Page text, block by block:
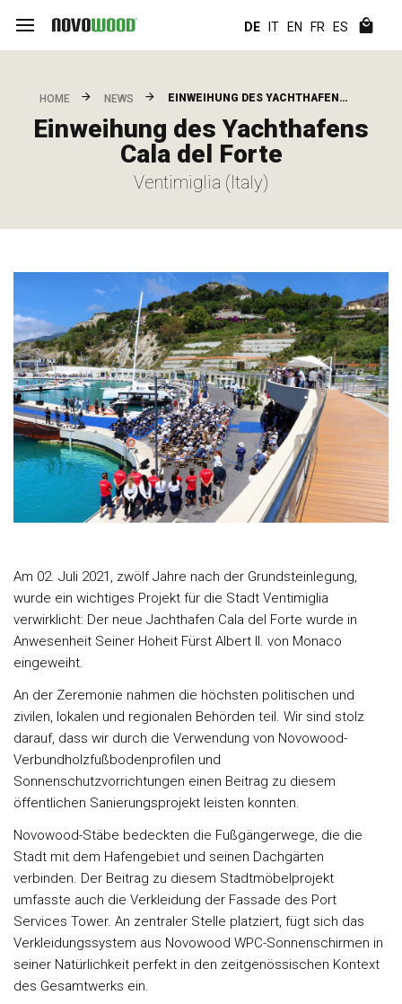
DE IT EN FR ES
HOME NEWS EINWEIHUNG DES YACHTHAFEN…
Einweihung des Yachthafens
Cala del Forte
Ventimiglia (Italy)
Am 02. Juli 2021, zwölf Jahre nach der Grundsteinlegung,
wurde ein wichtiges Projekt für die Stadt Ventimiglia
verwirklicht: Der neue Jachthafen Cala del Forte wurde in
Anwesenheit Seiner Hoheit Fürst Albert II. von Monaco
eingeweiht.
An der Zeremonie nahmen die höchsten politischen und
zivilen, lokalen und regionalen Behörden teil. Wir sind stolz
darauf, dass wir durch die Verwendung von Novowood-
Verbundholzfußbodenprofilen und
Sonnenschutzvorrichtungen einen Beitrag zu diesem
öffentlichen Sanierungsprojekt leisten konnten.
Novowood-Stäbe bedeckten die Fußgängerwege, die die
Stadt mit dem Hafengebiet und seinen Dachgärten
verbinden. Der Beitrag zu diesem Stadtmöbelprojekt
umfasste auch die Verkleidung der Fassade des Port
Services Tower. An zentraler Stelle platziert, fügt sich das
Verkleidungssystem aus Novowood WPC-Sonnenschirmen in
seiner Natürlichkeit perfekt in den zeitgenössischen Kontext
des Gesamtwerks ein.